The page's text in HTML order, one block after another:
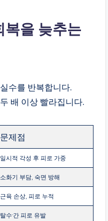
복을 늦추는
수를 반복합니다.
배 이상 빨라집니다.
문제점
일시적 각성 후 피로 가중
소화기 부담, 숙면 방해
근육 손상, 피로 누적
탈수·간 피로 유발